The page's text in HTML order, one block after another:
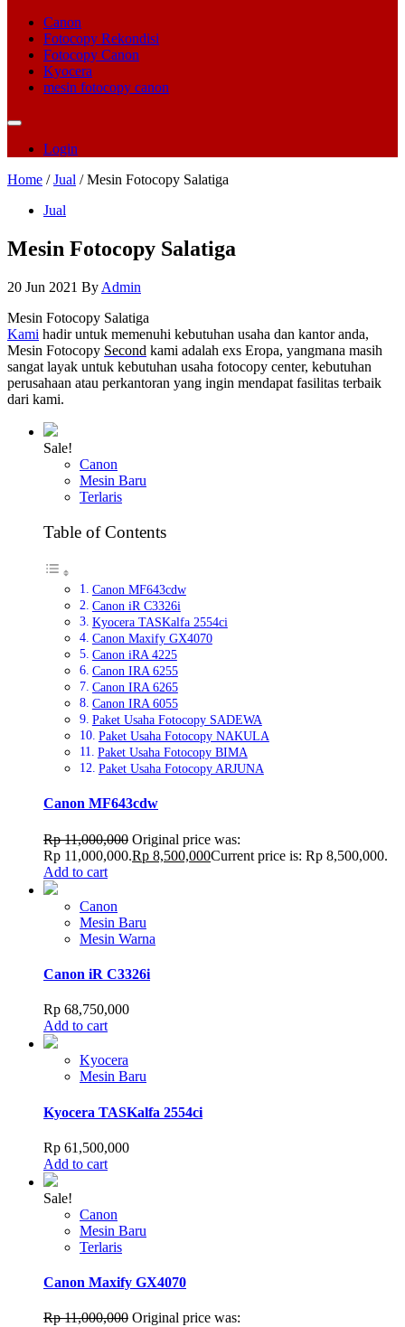
Canon
Fotocopy Rekondisi
Fotocopy Canon
Kyocera
mesin fotocopy canon
Login
Home /Jual / Mesin Fotocopy Salatiga
Jual
Mesin Fotocopy Salatiga
20 Jun 2021 By Admin
Mesin Fotocopy Salatiga
Kami hadir untuk memenuhi kebutuhan usaha dan kantor anda,
Mesin Fotocopy Second kami adalah exs Eropa, yangmana masih
sangat layak untuk kebutuhan usaha fotocopy center, kebutuhan
perusahaan atau perkantoran yang ingin mendapat fasilitas terbaik
dari kami.
Sale!
Canon
Mesin Baru
Terlaris
Table of Contents
Canon MF643cdw
Canon iR C3326i
Kyocera TASKalfa 2554ci
Canon Maxify GX4070
Canon iRA 4225
Canon IRA 6255
Canon IRA 6265
Canon IRA 6055
Paket Usaha Fotocopy SADEWA
Paket Usaha Fotocopy NAKULA
Paket Usaha Fotocopy BIMA
Paket Usaha Fotocopy ARJUNA
Canon MF643cdw
Rp11,000,000 Original price was:
Rp 11,000,000.Rp 8,500,000Current price is: Rp 8,500,000.
Add to cart
Canon
Mesin Baru
Mesin Warna
Canon iR C3326i
Rp 68,750,000
Add to cart
Kyocera
Mesin Baru
Kyocera TASKalfa 2554ci
Rp 61,500,000
Add to cart
Sale!
Canon
Mesin Baru
Terlaris
Canon Maxify GX4070
Rp11,000,000 Original price was: